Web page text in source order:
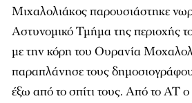
Μιχαλολιάκος παρουσιάστηκε
Αστυνομικό Τμήμα της περιοχής
με την κόρη του Ουρανία
παραπλάνησε τους
έξω από το σπίτι τους. Από το ΑΤ